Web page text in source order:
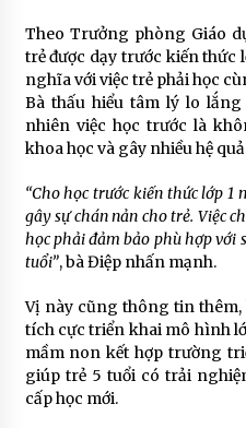
Theo Trưởng phòng Giáo
trẻ được dạy trước kiến thức
nghĩa với việc trẻ phải học
Bà thấu hiểu tâm lý lo
nhiên việc học trước là
khoa học và gây nhiều hệ
“Cho học trước kiến thức lớp 1
gây sự chán nản cho trẻ. Việc
học phải đảm bảo phù hợp với
tuổi”, bà Điệp nhấn mạnh.
Vị này cũng thông tin thêm,
tích cực triển khai mô hình
mầm non kết hợp trường
giúp trẻ 5 tuổi có trải
cấp học mới.